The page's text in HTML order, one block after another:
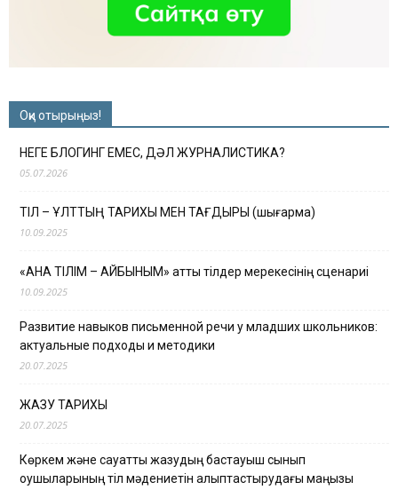
Оқи отырыңыз!
НЕГЕ БЛОГИНГ ЕМЕС, ДӘЛ ЖУРНАЛИСТИКА?
05.07.2026
ТІЛ – ҰЛТТЫҢ ТАРИХЫ МЕН ТАҒДЫРЫ (шығарма)
10.09.2025
«АНА ТІЛІМ – АЙБЫНЫМ» атты тілдер мерекесінің сценариі
10.09.2025
Развитие навыков письменной речи у младших школьников:
актуальные подходы и методики
20.07.2025
ЖАЗУ ТАРИХЫ
20.07.2025
Көркем және сауатты жазудың бастауыш сынып
оқушыларының тіл мәдениетін қалыптастырудағы маңызы